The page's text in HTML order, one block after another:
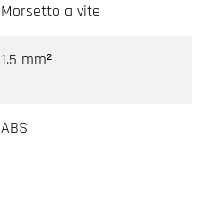
Morsetto a vite
1.5 mm²
ABS